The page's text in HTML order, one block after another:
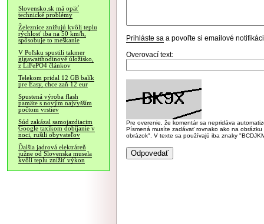
Slovensko.sk má opäť
technické problémy
Železnice znižujú kvôli teplu
rýchlosť iba na 50 km/h,
spôsobuje to meškanie
V Poľsku spustili takmer
gigawatthodinové úložisko,
z LiFePO4 článkov
Telekom pridal 12 GB balík
pre Easy, chce zaň 12 eur
Spustená výroba flash
pamäte s novým najvyšším
počtom vrstiev
Súd zakázal samojazdiacim
Google taxíkom dobíjanie v
noci, rušili obyvateľov
Ďalšia jadrová elektráreň
južne od Slovenska musela
kvôli teplu znížiť výkon
Prihláste sa a povoľte si emailové
Overovací text:
Pre overenie, že komentár sa nepridáva
Písmená musíte zadávať rovnako ako na
obrázok". V texte sa používajú iba znaky